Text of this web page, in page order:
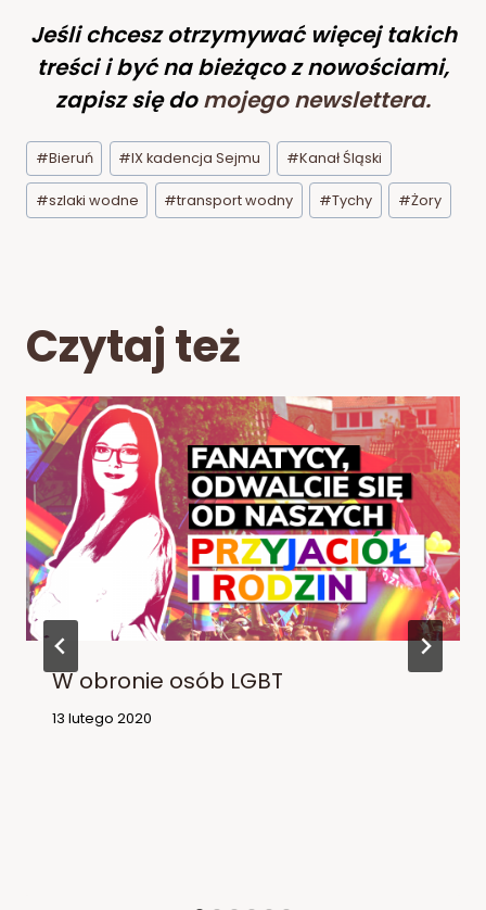
Jeśli chcesz otrzymywać więcej takich
treści i być na bieżąco z nowościami,
zapisz się do mojego newslettera.
Tagi
wpisu:
#Bieruń #IX kadencja Sejmu #Kanał Śląski
#szlaki wodne #transport wodny #Tychy #Żory
Czytaj też
W obronie osób LGBT
13 lutego 2020